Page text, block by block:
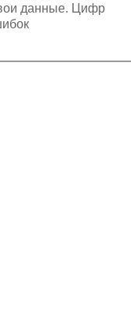
данные. Цифр